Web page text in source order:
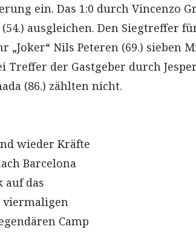
ein. Das 1:0 durch Vincenzo
ausgleichen. Den Siegtreffer
„Joker“ Nils Peteren (69.) sieben
Treffer der Gastgeber durch Jesper
(86.) zählten nicht.
wieder Kräfte
Barcelona
auf das
viermaligen
Camp